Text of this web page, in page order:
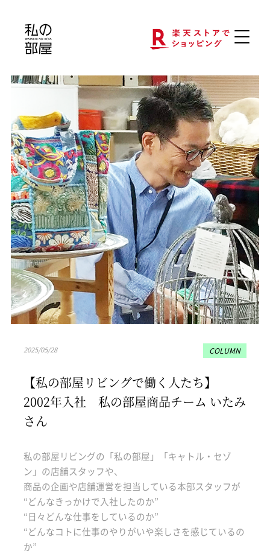
2025/05/28 COLUMN
【私の部屋リビングで働く人たち】
2002年入社 私の部屋商品チーム いたみ
さん
私の部屋リビングの「私の部屋」「キャトル・セゾ
ン」の店舗スタッフや、
商品の企画や店舗運営を担当している本部スタッフが
“どんなきっかけで入社したのか”
“日々どんな仕事をしているのか”
“どんなコトに仕事のやりがいや楽しさを感じているの
か”